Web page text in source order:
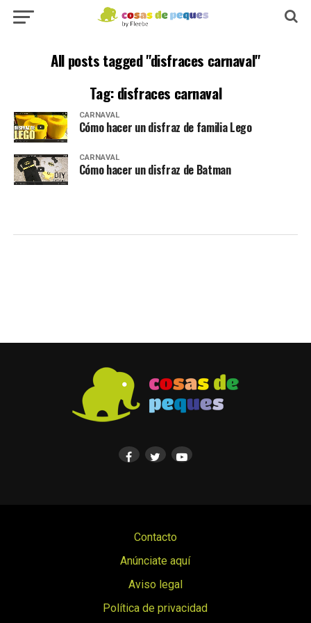
All posts tagged "disfraces carnaval"
Tag: disfraces carnaval
CARNAVAL
Cómo hacer un disfraz de familia Lego
CARNAVAL
Cómo hacer un disfraz de Batman
Contacto
Anúnciate aquí
Aviso legal
Política de privacidad